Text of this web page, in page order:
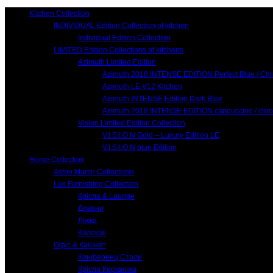
Kitchen Collection
INDIVIDUAL Edition Collection of kitchen
Individual Edition Collection
LIMITED Edition Collections of kitchens
Azimuth Limited Edition
Azimuth 2018 INTENSE EDITION Perfect Blue /
Azimuth LE.V12 Kitchen
Azimuth INTENSE Edition Dark Blue
Azimuth 2018 INTENSE EDITION cappuccino /
Vision Limited Edition Collection
V.I.S.I.O.N Gold – Luxury Edition LE
V.I.S.I.O.N blue Edition
Home Collection
Aston Martin Collections
Lux Furnishing Collection
Крісла & Launge
Дивани
Ліжка
Колекції
Офіс & Кабінет
Конференц Столи
Крісла Керівника